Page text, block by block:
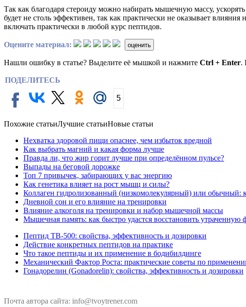
Так как благодаря стероиду можно набирать мышечную массу,
будет не столь эффективен, так как практически не оказывает
включать практически в любой курс пептидов.
Оцените материал: оценить
Нашли ошибку в статье? Выделите её мышкой и нажмите Ctrl + Enter.
ПОДЕЛИТЕСЬ
5
Похожие статьиЛучшие статьиНовые статьи
Нехватка здоровой пищи опаснее, чем избыток вредной
Как выбрать магний и какая форма лучше
Правда ли, что жир горит лучше при определённом пульсе?
Выпады на беговой дорожке
Топ 7 привычек, забирающих у вас энергию
Как генетика влияет на рост мышц и силы?
Коллаген гидролизованный (низкомолекулярный) или обычный:
Дневной сон и его влияние на тренировки
Влияние алкоголя на тренировки и набор мышечной массы
Мышечная память: как быстро удастся восстановить утраченную
Пептид TB-500: свойства, эффективность и дозировки
Действие конкретных пептидов на практике
Что такое пептиды и их применение в бодибилдинге
Механический Фактор Роста: практические советы по
Гонадорелин (Gonadorelin): свойства, эффективность и дозировки
Почта автора сайта: info@tvoytrener.com